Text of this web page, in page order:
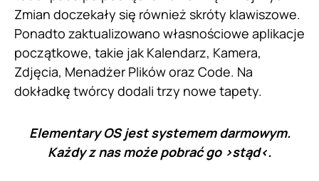
Zmian doczekały się również skróty klawiszowe.
Ponadto zaktualizowano własnościowe aplikacje
początkowe, takie jak Kalendarz, Kamera,
Zdjęcia, Menadżer Plików oraz Code. Na
dokładkę twórcy dodali trzy nowe tapety.
Elementary OS jest systemem darmowym.
Każdy z nas może pobrać go >stąd<.